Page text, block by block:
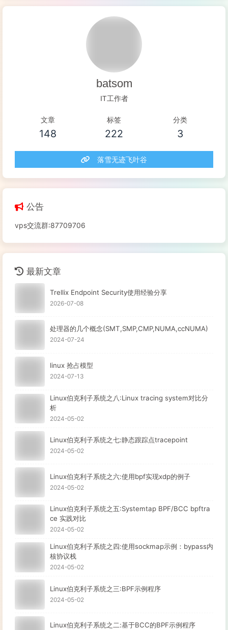
batsom
IT工作者
文章
148
标签
222
分类
3
落雪无迹飞叶谷
公告
vps交流群:87709706
最新文章
Trellix Endpoint Security使用经验分享
2026-07-08
处理器的几个概念(SMT,SMP,CMP,NUMA,ccNUMA)
2024-07-24
linux 抢占模型
2024-07-13
Linux伯克利子系统之八:Linux tracing system对比分
析
2024-05-02
Linux伯克利子系统之七:静态跟踪点tracepoint
2024-05-02
Linux伯克利子系统之六:使用bpf实现xdp的例子
2024-05-02
Linux伯克利子系统之五:Systemtap BPF/BCC bpftra
ce 实践对比
2024-05-02
Linux伯克利子系统之四:使用sockmap示例：bypass内
核协议栈
2024-05-02
Linux伯克利子系统之三:BPF示例程序
2024-05-02
Linux伯克利子系统之二:基于BCC的BPF示例程序